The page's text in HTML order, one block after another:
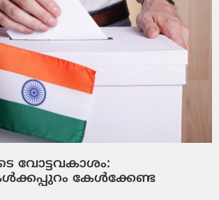
വോട്ടവകാശം:
കേൾക്കേണ്ട